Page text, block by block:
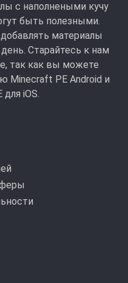
с наполнеными кучу
быть полезными.
материалы
Старайтесь к нам
так как вы можете
Minecraft PE Android и
iOS.